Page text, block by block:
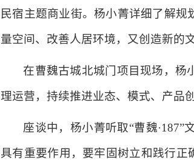
民宿主题商业街。杨小菁详细了解
量空间、改善人居环境，又创造新的
在曹魏古城北城门项目现场，杨
理运营，持续推进业态、模式、产品
座谈中，杨小菁听取“曹魏
具有重要作用，要牢固树立和践行正